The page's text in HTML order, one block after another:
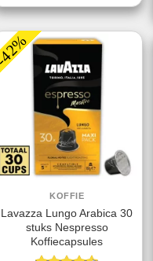
KOFFIE
Lavazza Lungo Arabica 30
stuks Nespresso
Koffiecapsules